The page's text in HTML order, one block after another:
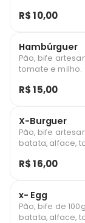
R$ 10,00
Hambúrguer
Pão, bife
tomate e milho.
R$ 15,00
X-Burguer
Pão, bife
batata, alface,
R$ 16,00
x- Egg
Pão, bife de
batata, alface,